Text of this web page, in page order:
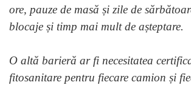
ore, pauze de masă și zile de
blocaje și timp mai mult de așteptare.
O altă barieră ar fi necesitatea
fitosanitare pentru fiecare camion și